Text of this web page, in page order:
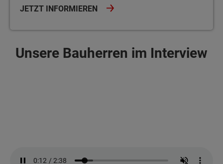
JETZT INFORMIEREN
Unsere Bauherren im Interview